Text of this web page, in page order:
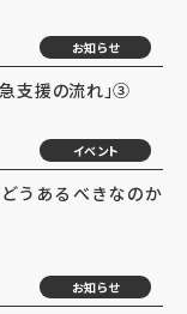
お知らせ
急支援の流れ」③
イベント
うあるべきなのか
お知らせ